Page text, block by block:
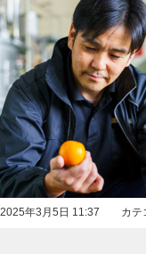
2025年3月5日 11:37 カテ